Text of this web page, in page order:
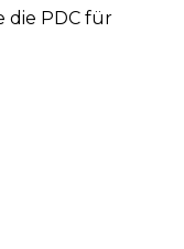
die PDC für